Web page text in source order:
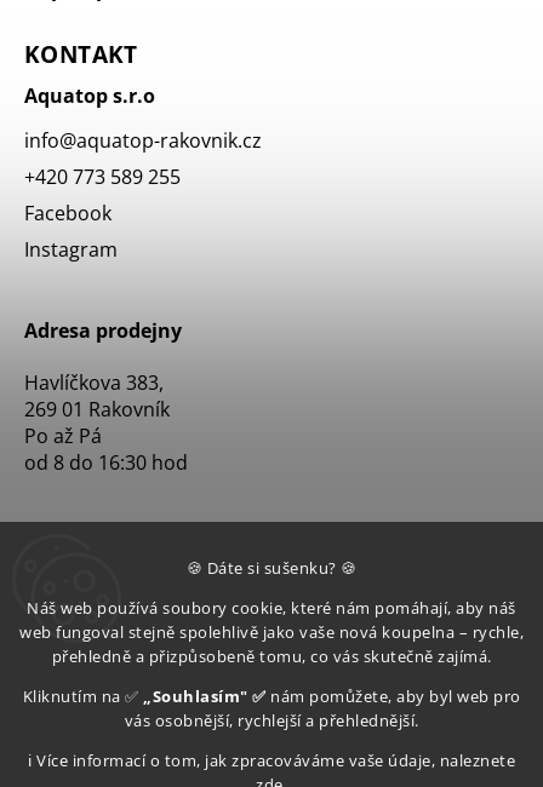
🍪 Dáte si sušenku? 🍪
Náš web používá soubory cookie, které nám pomáhají, aby náš
web fungoval stejně spolehlivě jako vaše nová koupelna – rychle,
přehledně a přizpůsobeně tomu, co vás skutečně zajímá.
Kliknutím na ✅ „Souhlasím" ✅ nám pomůžete, aby byl web pro
vás osobnější, rychlejší a přehlednější.
ℹ️ Více informací o tom, jak zpracováváme vaše údaje, naleznete
KONTAKT
Aquatop s.r.o
info@aquatop-rakovnik.cz
+420 773 589 255
Facebook
Instagram
Adresa prodejny
Havlíčkova 383,
269 01 Rakovník
Po až Pá
od 8 do 16:30 hod